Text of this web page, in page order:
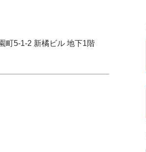
町5-1-2 新橘ビル 地下1階